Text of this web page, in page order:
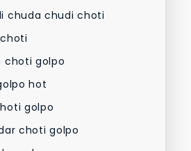
chuda chudi choti
choti golpo
hot
golpo
choti golpo